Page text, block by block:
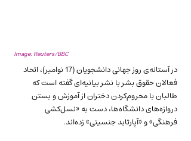
Image: Reuters/BBC
در آستانه‌ی روز جهانی دانشجویان (17 نوامبر)، اتحاد
فعالان حقوق بشر با نشر بیانیه‌ای گفته است که
طالبان با محروم‌کردن دختران از آموزش و بستن
دروازه‌های دانشگاه‌ها، دست به «نسل‌کشی
فرهنگی» و «آپارتاید جنسیتی» زده‌اند.